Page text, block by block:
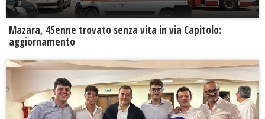
Mazara, 45enne trovato senza vita in via Capitolo:
aggiornamento